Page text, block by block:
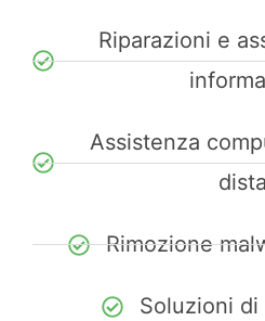
Riparazioni e
Assistenza
Rimozione
Soluzioni